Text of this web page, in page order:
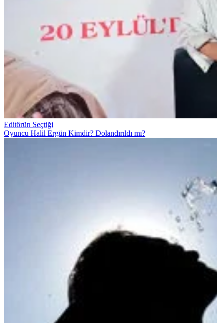
Editörün Seçtiği
Oyuncu Halil Ergün Kimdir? Dolandırıldı mı?